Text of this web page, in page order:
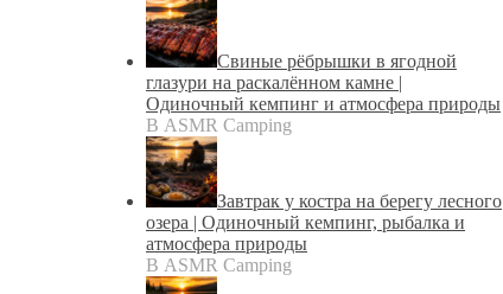
Свиные рёбрышки в ягодной
глазури на раскалённом камне |
Одиночный кемпинг и атмосфера природы
В ASMR Camping
Завтрак у костра на берегу лесного
озера | Одиночный кемпинг, рыбалка и
атмосфера природы
В ASMR Camping